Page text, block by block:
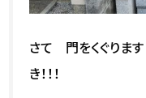
さて 門をくぐりま
き！！！